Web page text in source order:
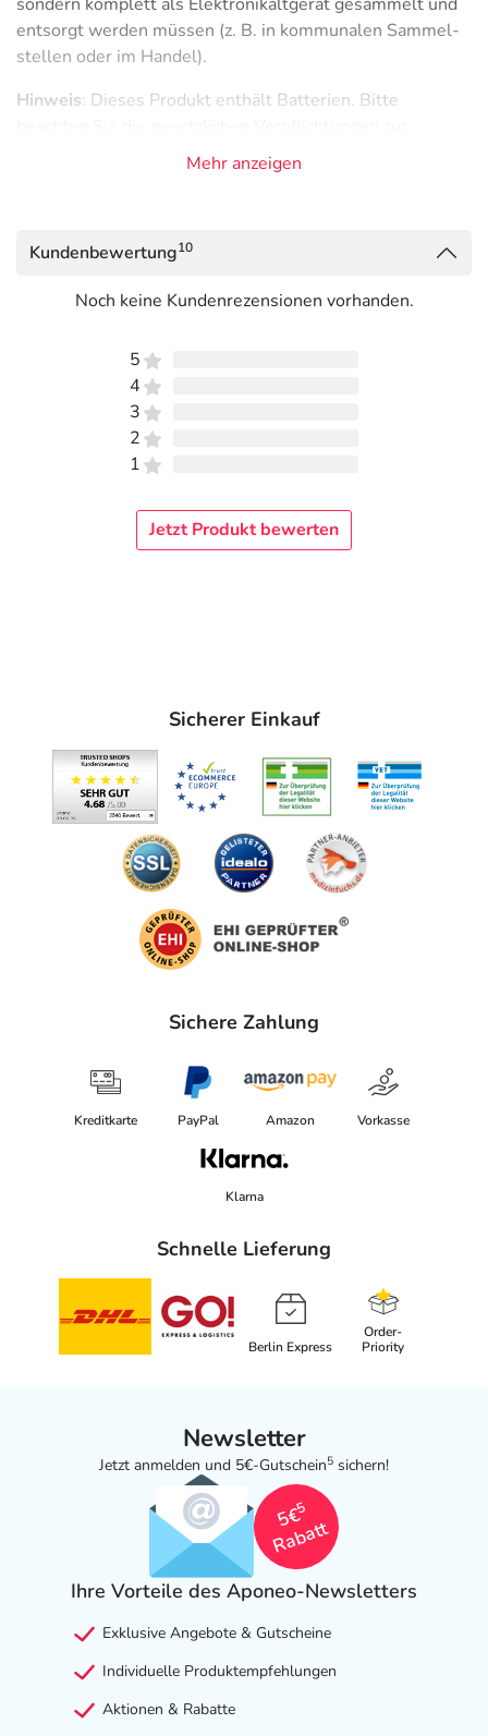
entsorgt werden müssen (z. B. in kommunalen Sammel­
stellen oder im Handel).
Hinweis: Dieses Produkt enthält Batterien. Bitte
„Entsorgung und Rücknahme von Elektro- und
Elektronikgeräten und Batterien“ für Endverbraucher.
82049 Pullach im Isartal
elektronische Adresse: vertrieb@hermes-
arzneimittel.com
Mehr anzeigen
Kundenbewertung10
Noch keine Kundenrezensionen vorhanden.
5
4
3
2
1
Jetzt Produkt bewerten
Sicherer Einkauf
Sichere Zahlung
Kreditkarte PayPal Amazon Vorkasse
Klarna
Schnelle Lieferung
Berlin Express
Order-
Priority
Newsletter
Jetzt anmelden und 5€-Gutschein5 sichern!
5€
5
Rabatt
Ihre Vorteile des Aponeo-Newsletters
Exklusive Angebote & Gutscheine
Individuelle Produktempfehlungen
Aktionen & Rabatte